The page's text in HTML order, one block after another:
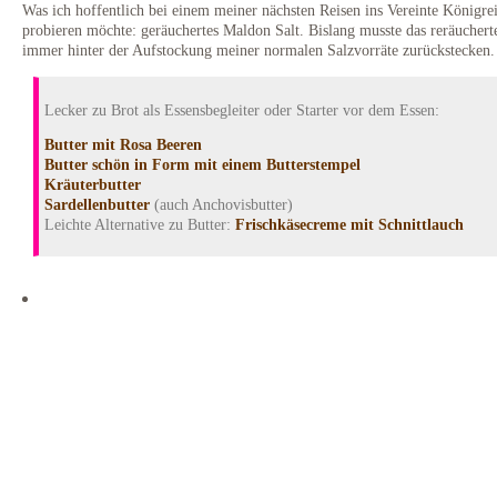
Was ich hoffentlich bei einem meiner nächsten Reisen ins Vereinte
probieren möchte: geräuchertes Maldon Salt. Bislang musste das
immer hinter der Aufstockung meiner normalen Salzvorräte zurückstecken.
Lecker zu Brot als Essensbegleiter oder Starter vor dem Essen:
Butter mit Rosa Beeren
Butter schön in Form mit einem Butterstempel
Kräuterbutter
Sardellenbutter (auch Anchovisbutter)
Leichte Alternative zu Butter: Frischkäsecreme mit Schnittlauch